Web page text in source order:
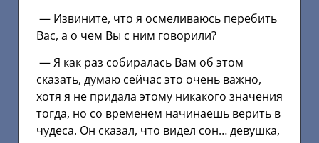
— Извините, что я осмеливаюсь перебить
Вас, а о чем Вы с ним говорили?
— Я как раз собиралась Вам об этом
сказать, думаю сейчас это очень важно,
хотя я не придала этому никакого значения
тогда, но со временем начинаешь верить в
чудеса. Он сказал, что видел сон… девушка,